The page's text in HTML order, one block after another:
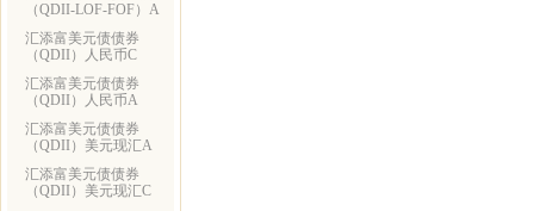
（QDII-LOF-FOF）A
汇添富美元债债券
（QDII）人民币C
汇添富美元债债券
（QDII）人民币A
汇添富美元债债券
（QDII）美元现汇A
汇添富美元债债券
（QDII）美元现汇C